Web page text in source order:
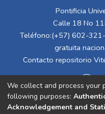
Pontificia
Calle 18 No
Teléfono:(+57) 602-
gratuita
Contacto repositorio
We collect and process your
following purposes:
Acknowledgement and